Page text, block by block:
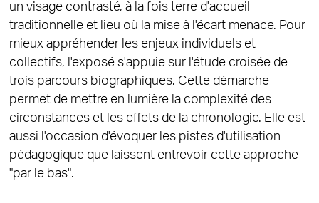
un visage contrasté, à la fois terre d'accueil
traditionnelle et lieu où la mise à l'écart menace. Pour
mieux appréhender les enjeux individuels et
collectifs, l'exposé s'appuie sur l'étude croisée de
trois parcours biographiques. Cette démarche
permet de mettre en lumière la complexité des
circonstances et les effets de la chronologie. Elle est
aussi l'occasion d'évoquer les pistes d'utilisation
pédagogique que laissent entrevoir cette approche
"par le bas".